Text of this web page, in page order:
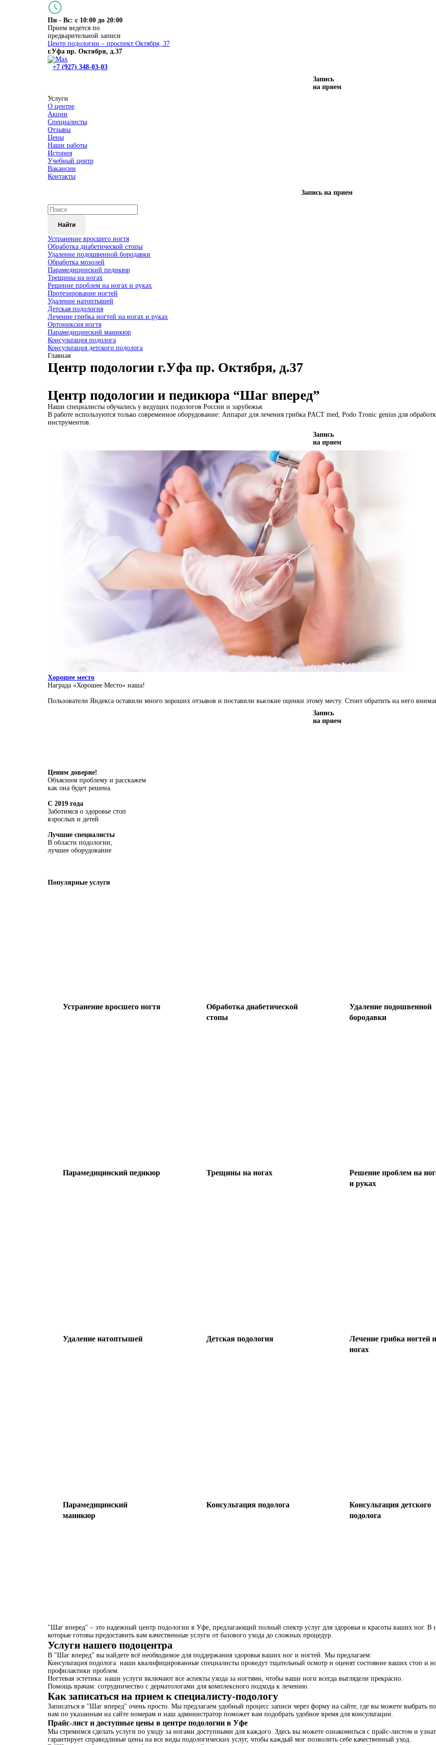
Пн - Вс: с 10:00 до 20:00
Прием ведется по
предварительной записи
Центр подологии – проспект Октября, 37
г.Уфа пр. Октября, д.37
+7 (927) 348-03-03
Запись
на прием
Услуги
О центре
Акции
Специалисты
Отзывы
Цены
Наши работы
История
Учебный центр
Вакансии
Контакты
Запись на прием
Найти
Устранение вросшего ногтя
Обработка диабетической стопы
Удаление подошвенной бородавки
Обработка мозолей
Парамедицинский педикюр
Трещины на ногах
Решение проблем на ногах и руках
Протезирование ногтей
Удаление натоптышей
Детская подология
Лечение грибка ногтей на ногах и руках
Ортониксия ногтя
Парамедицинский маникюр
Консультация подолога
Консультация детского подолога
Главная
Центр подологии г.Уфа пр. Октября, д.37
Центр подологии и педикюра “Шаг вперед”
Наши специалисты обучались у ведущих подологов России и зарубежья.
В работе используются только современное оборудование: Аппарат для лечения грибка PACT med, Podo Tronic genius для
инструментов.
Запись
на прием
Хорошее место
Награда «Хорошее Место» наша!
Пользователи Яндекса оставили много хороших отзывов и поставили высокие оценки этому месту. Стоит обратить на него
Запись
на прием
Ценим доверие!
Объясним проблему и расскажем
как она будет решена.
С 2019 года
Заботимся о здоровье стоп
взрослых и детей
Лучшие специалисты
В области подологии,
лучшее оборудование
Популярные услуги
Устранение вросшего ногтя
Обработка диабетической
стопы
Удаление подошвенной
бородавки
Парамедицинский педикюр Трещины на ногах
Решение проблем на
и руках
Удаление натоптышей Детская подология
Лечение грибка ногтей
ногах
Парамедицинский
маникюр
Консультация подолога
Консультация детского
подолога
"Шаг вперед" – это надежный центр подологии в Уфе, предлагающий полный спектр услуг для здоровья и красоты ваших ног. В
которые готовы предоставить вам качественные услуги от базового ухода до сложных процедур.
Услуги нашего подоцентра
В "Шаг вперед" вы найдете всё необходимое для поддержания здоровья ваших ног и ногтей. Мы предлагаем:
Консультация подолога: наши квалифицированные специалисты проведут тщательный осмотр и оценят состояние ваших стоп и
профилактики проблем.
Ногтевая эстетика: наши услуги включают все аспекты ухода за ногтями, чтобы ваши ноги всегда выглядели прекрасно.
Помощь врачам: сотрудничество с дерматологами для комплексного подхода к лечению.
Как записаться на прием к специалисту-подологу
Записаться в "Шаг вперед" очень просто. Мы предлагаем удобный процесс записи через форму на сайте, где вы можете выбрать
нам по указанным на сайте номерам и наш администратор поможет вам подобрать удобное время для консультации.
Прайс-лист и доступные цены в центре подологии в Уфе
Мы стремимся сделать услуги по уходу за ногами доступными для каждого. Здесь вы можете ознакомиться с прайс-листом и
гарантирует справедливые цены на все виды подологических услуг, чтобы каждый мог позволить себе качественный уход.